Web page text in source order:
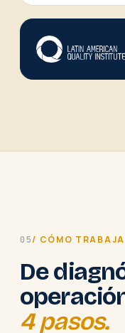
05/ CÓMO
De
4 pasos.